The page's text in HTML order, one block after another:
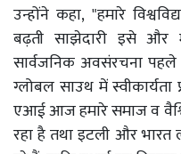
उन्होंने कहा, "हमारे
बढ़ती साझेदारी इसे और
सार्वजनिक अवसंरचना
ग्लोबल साउथ में
एआई आज हमारे समाज व
रहा है तथा इटली और